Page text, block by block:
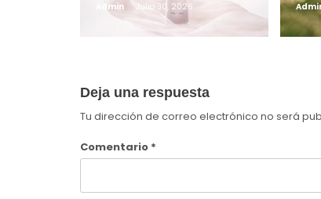
Admin Julio 30, 2026
Deja una respuesta
Tu dirección de correo electrónico no será
Comentario *